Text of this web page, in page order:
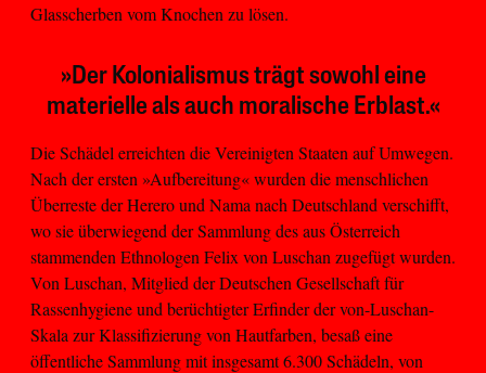
Glasscherben vom Knochen zu lösen.
»Der Kolonialismus trägt sowohl eine
materielle als auch moralische Erblast.«
Die Schädel erreichten die Vereinigten Staaten auf Umwegen.
Nach der ersten »Aufbereitung« wurden die menschlichen
Überreste der Herero und Nama nach Deutschland verschifft,
wo sie überwiegend der Sammlung des aus Österreich
stammenden Ethnologen Felix von Luschan zugefügt wurden.
Von Luschan, Mitglied der Deutschen Gesellschaft für
Rassenhygiene und berüchtigter Erfinder der von-Luschan-
Skala zur Klassifizierung von Hautfarben, besaß eine
öffentliche Sammlung mit insgesamt 6.300 Schädeln, von